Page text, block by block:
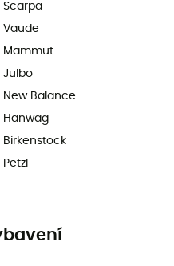
Scarpa
Vaude
Mammut
Julbo
New Balance
Hanwag
Birkenstock
Petzl